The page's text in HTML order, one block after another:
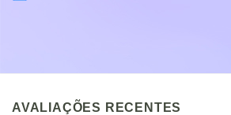
AVALIAÇÕES RECENTES